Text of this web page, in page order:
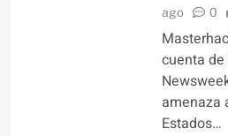
ago
0
cuenta
amenaza
Estados…